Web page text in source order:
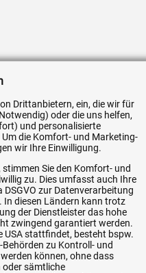
Drittanbietern, ein, die wir für
oder die uns helfen,
und personalisierte
die Komfort- und Marketing-
wir Ihre Einwilligung.
stimmen Sie den Komfort- und
zu. Dies umfasst auch Ihre
zur Datenverarbeitung
In diesen Ländern kann trotz
der Dienstleister das hohe
zwingend garantiert werden.
USA stattfindet, besteht bspw.
Behörden zu Kontroll- und
können, ohne dass
oder sämtliche